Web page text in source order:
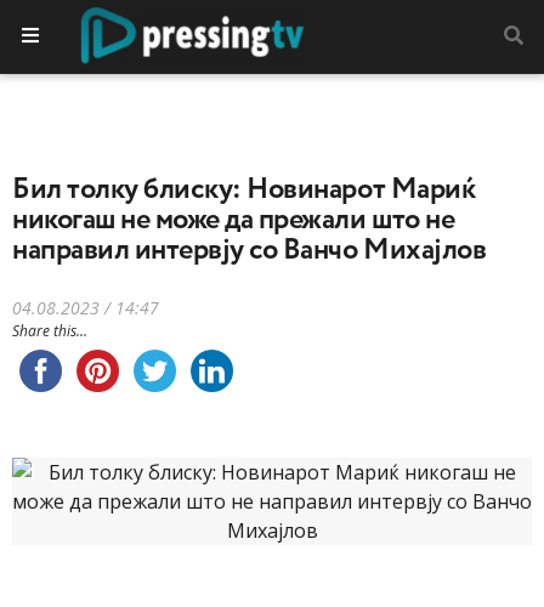
Бил толку блиску: Новинарот Мариќ
никогаш не може да прежали што не
направил интервју со Ванчо Михајлов
04.08.2023 / 14:47
Share this...